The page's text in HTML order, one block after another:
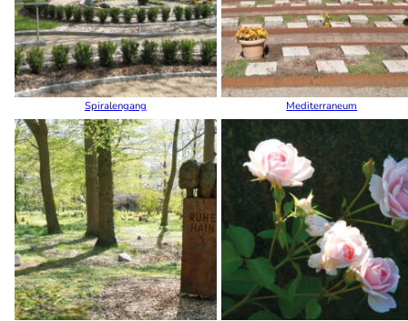
Spiralengang Mediterraneum